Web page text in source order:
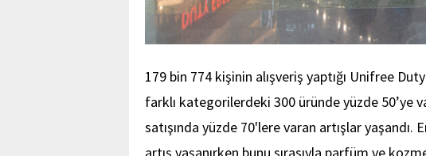
179 bin 774 kişinin alışveriş yaptığı Unifree
farklı kategorilerdeki 300 üründe yüzde 50’ye
satışında yüzde 70'lere varan artışlar